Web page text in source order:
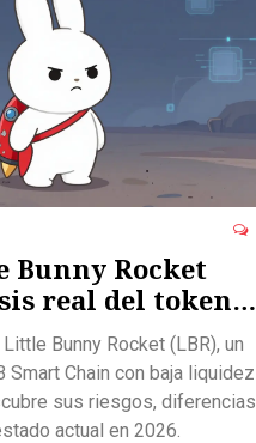
Bunny Rocket
real del token
Chain
Bunny Rocket (LBR), un
Smart Chain con baja liquidez
sus riesgos, diferencias
actual en 2026.